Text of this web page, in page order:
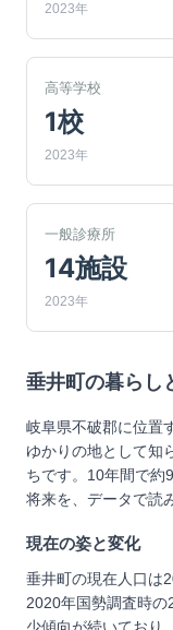
2023年
高等学校
1校
2023年
一般診療所
14施設
2023年
垂井町 の暮らし
岐阜県不破郡に位置
ゆかりの地として知
ちです。10年間で約
将来を、データで読
現在の姿と変化
垂井町の現在人口は
2020年国勢調査時